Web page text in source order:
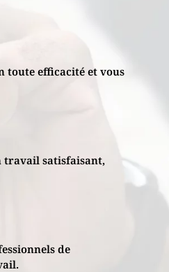
toute efficacité et vous
travail satisfaisant,
de